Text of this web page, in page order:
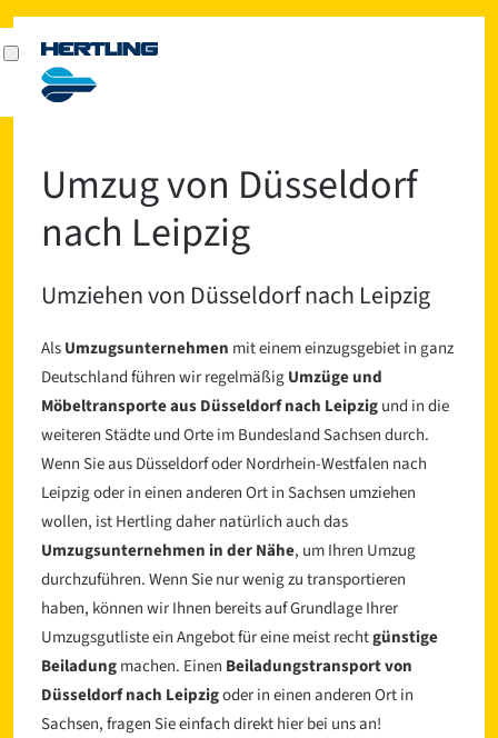
Umzug von Düsseldorf
nach Leipzig
Umziehen von Düsseldorf nach Leipzig
AlsUmzugsunternehmen mit einem einzugsgebiet in ganz
Deutschland führen wir regelmäßigUmzüge und
Möbeltransporte aus Düsseldorf nach Leipzigund in die
weiteren Städte und Orte im Bundesland Sachsen durch.
Wenn Sie aus Düsseldorf oder Nordrhein-Westfalen nach
Leipzig oder in einen anderen Ort in Sachsen umziehen
wollen, ist Hertling daher natürlich auch das
Umzugsunternehmen in der Nähe, um Ihren Umzug
durchzuführen. Wenn Sie nur wenig zu transportieren
haben, können wir Ihnen bereits auf Grundlage Ihrer
Umzugsgutliste ein Angebot für eine meist rechtgünstige
Beiladungmachen. Einen Beiladungstransport von
Düsseldorf nach Leipzigoder in einen anderen Ort in
Sachsen, fragen Sie einfach direkt hier bei uns an!